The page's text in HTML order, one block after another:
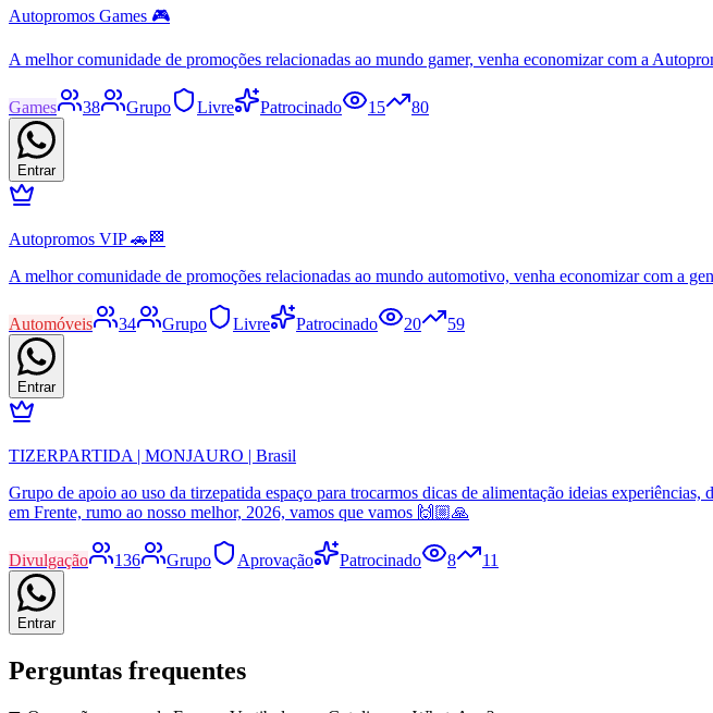
Autopromos Games 🎮
A melhor comunidade de promoções relacionadas ao mundo gamer, venha economizar com a
Games 38 Grupo Livre Patrocinado 15 80
Entrar
Autopromos VIP 🚗🏁
A melhor comunidade de promoções relacionadas ao mundo automotivo, venha economizar com a
Automóveis 34 Grupo Livre Patrocinado 20 59
Entrar
TIZERPARTIDA | MONJAURO | Brasil
Grupo de apoio ao uso da tirzepatida espaço para trocarmos dicas de alimentação ideias
em Frente, rumo ao nosso melhor, 2026, vamos que vamos 🙌🏼🙏
Divulgação 136 Grupo Aprovação Patrocinado 8 11
Entrar
Perguntas frequentes